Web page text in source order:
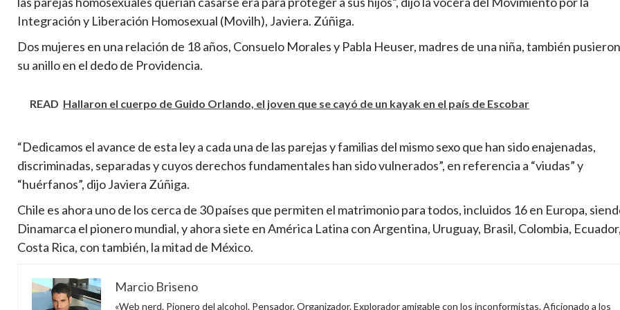
Integración y Liberación Homosexual (Movilh), Javiera. Zúñiga.
Dos mujeres en una relación de 18 años, Consuelo Morales y Pabla Heuser, madres de una niña, también pusieron
su anillo en el dedo de Providencia.
READ Hallaron el cuerpo de Guido Orlando, el joven que se cayó de un kayak en el país de Escobar
“Dedicamos el avance de esta ley a cada una de las parejas y familias del mismo sexo que han sido enajenadas,
discriminadas, separadas y cuyos derechos fundamentales han sido vulnerados”, en referencia a “viudas” y
“huérfanos”, dijo Javiera Zúñiga.
Chile es ahora uno de los cerca de 30 países que permiten el matrimonio para todos, incluidos 16 en Europa,
Dinamarca el pionero mundial, y ahora siete en América Latina con Argentina, Uruguay, Brasil, Colombia, Ecuador,
Costa Rica, con también, la mitad de México.
Marcio Briseno
«Web nerd. Pionero del alcohol. Pensador. Organizador. Explorador amigable con los inconformistas. Aficionado a los